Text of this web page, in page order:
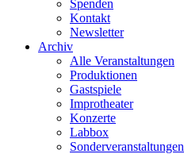
Spenden
Kontakt
Newsletter
Archiv
Alle Veranstaltungen
Produktionen
Gastspiele
Improtheater
Konzerte
Labbox
Sonderveranstaltungen